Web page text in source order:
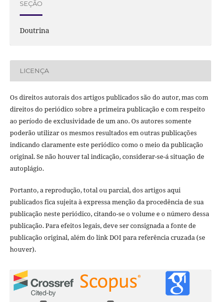
SEÇÃO
Doutrina
LICENÇA
Os direitos autorais dos artigos publicados são do autor, mas com
direitos do periódico sobre a primeira publicação e com respeito
ao período de exclusividade de um ano. Os autores somente
poderão utilizar os mesmos resultados em outras publicações
indicando claramente este periódico como o meio da publicação
original. Se não houver tal indicação, considerar-se-á situação de
autoplágio.
Portanto, a reprodução, total ou parcial, dos artigos aqui
publicados fica sujeita à expressa menção da procedência de sua
publicação neste periódico, citando-se o volume e o número dessa
publicação. Para efeitos legais, deve ser consignada a fonte de
publicação original, além do link DOI para referência cruzada (se
houver).